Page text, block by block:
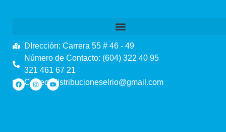
DIrección: Carrera 55 # 46 - 49
Número de Contacto: (604) 322 40 95
321 461 67 21
Correo: distribucioneselrio@gmail.com